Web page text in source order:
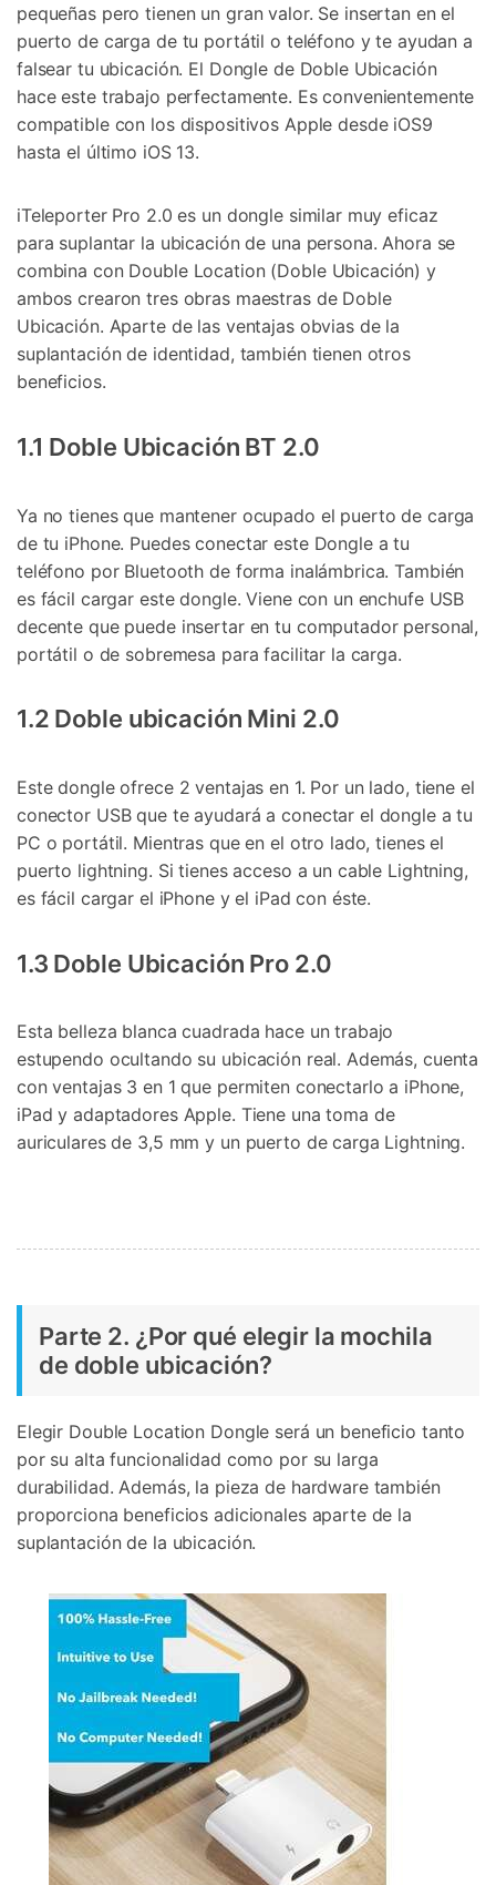
pequeñas pero tienen un gran valor. Se insertan en el
puerto de carga de tu portátil o teléfono y te ayudan a
falsear tu ubicación. El Dongle de Doble Ubicación
hace este trabajo perfectamente. Es convenientemente
compatible con los dispositivos Apple desde iOS9
hasta el último iOS 13.
iTeleporter Pro 2.0 es un dongle similar muy eficaz
para suplantar la ubicación de una persona. Ahora se
combina con Double Location (Doble Ubicación) y
ambos crearon tres obras maestras de Doble
Ubicación. Aparte de las ventajas obvias de la
suplantación de identidad, también tienen otros
beneficios.
1.1 Doble Ubicación BT 2.0
Ya no tienes que mantener ocupado el puerto de carga
de tu iPhone. Puedes conectar este Dongle a tu
teléfono por Bluetooth de forma inalámbrica. También
es fácil cargar este dongle. Viene con un enchufe USB
decente que puede insertar en tu computador personal,
portátil o de sobremesa para facilitar la carga.
1.2 Doble ubicación Mini 2.0
Este dongle ofrece 2 ventajas en 1. Por un lado, tiene el
conector USB que te ayudará a conectar el dongle a tu
PC o portátil. Mientras que en el otro lado, tienes el
puerto lightning. Si tienes acceso a un cable Lightning,
es fácil cargar el iPhone y el iPad con éste.
1.3 Doble Ubicación Pro 2.0
Esta belleza blanca cuadrada hace un trabajo
estupendo ocultando su ubicación real. Además, cuenta
con ventajas 3 en 1 que permiten conectarlo a iPhone,
iPad y adaptadores Apple. Tiene una toma de
auriculares de 3,5 mm y un puerto de carga Lightning.
Parte 2. ¿Por qué elegir la mochila
de doble ubicación?
Elegir Double Location Dongle será un beneficio tanto
por su alta funcionalidad como por su larga
durabilidad. Además, la pieza de hardware también
proporciona beneficios adicionales aparte de la
suplantación de la ubicación.